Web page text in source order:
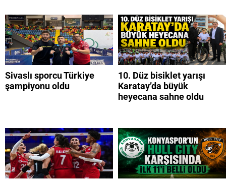
Sivaslı sporcu Türkiye
şampiyonu oldu
10. Düz bisiklet yarışı
Karatay’da büyük
heyecana sahne oldu